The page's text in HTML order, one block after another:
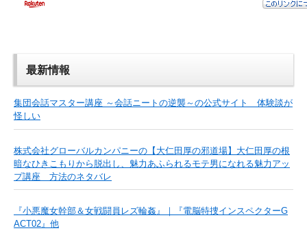
最新情報
集団会話マスター講座 ～会話ニートの逆襲～の公式サイト 体験談が
怪しい
株式会社グローバルカンパニーの【大仁田厚の邪道場】大仁田厚の根
暗なひきこもりから脱出し、魅力あふられるモテ男になれる魅力アッ
プ講座 方法のネタバレ
『小悪魔女幹部＆女戦闘員レズ輪姦』｜『電脳特捜インスペクターG
ACT02』他